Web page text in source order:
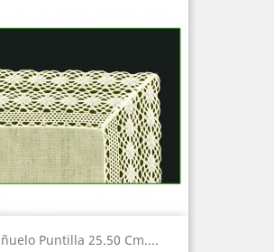
Puntilla 25.50 Cm....